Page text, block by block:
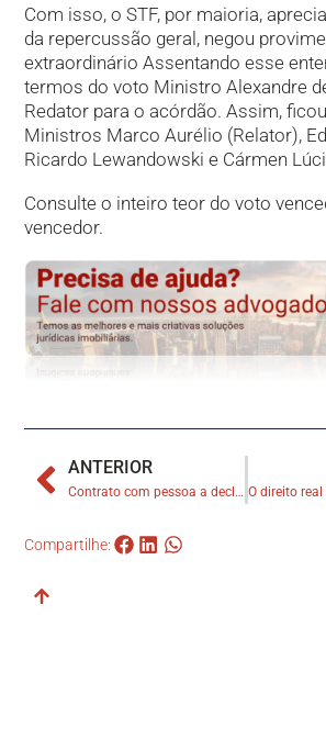
Com isso, o STF, por maioria,
da repercussão geral, negou
extraordinário Assentando esse
termos do voto Ministro Alexandre
Redator para o acórdão. Assim,
Ministros Marco Aurélio (Relator),
Ricardo Lewandowski e Cármen
Consulte o inteiro teor do voto
vencedor.
ANTERIOR
Contrato com pessoa a declarar na promessa de compra e venda de imóveis
Compartilhe: